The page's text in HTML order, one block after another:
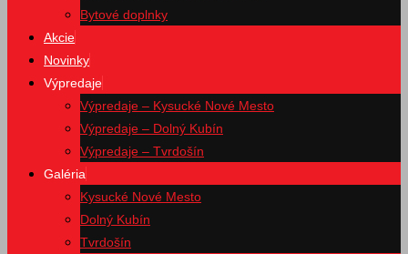
Bytové doplnky
Akcie
Novinky
Výpredaje
Výpredaje – Kysucké Nové Mesto
Výpredaje – Dolný Kubín
Výpredaje – Tvrdošín
Galéria
Kysucké Nové Mesto
Dolný Kubín
Tvrdošín